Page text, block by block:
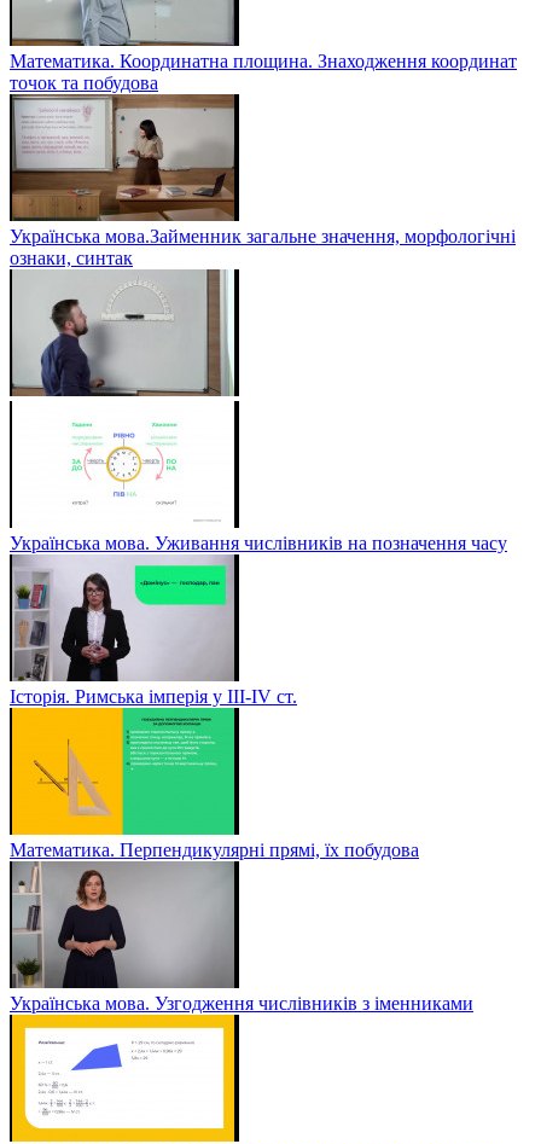
Математика. Координатна площина. Знаходження координат
точок та побудова
Українська мова.Займенник загальне значення, морфологічні
ознаки, синтак
Українська мова. Уживання числівників на позначення часу
Історія. Римська імперія у III-ІV ст.
Математика. Перпендикулярні прямі, їх побудова
Українська мова. Узгодження числівників з іменниками